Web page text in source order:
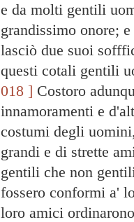
e da molti gentili
grandissimo onore;
lasciò due suoi
questi cotali gentili
018 ] Costoro
innamoramenti e
costumi degli
grandi e di strette
gentili che non
fossero conformi a'
loro amici